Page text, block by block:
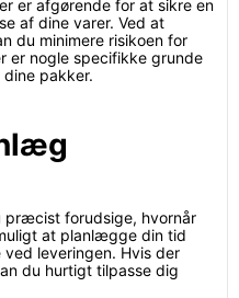
er afgørende for at sikre en
af dine varer. Ved at
du minimere risikoen for
er nogle specifikke grunde
pakker.
præcist forudsige, hvornår
at planlægge din tid
leveringen. Hvis der
du hurtigt tilpasse dig